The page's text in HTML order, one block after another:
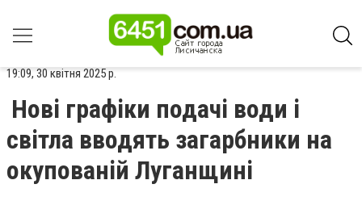
19:09, 30 квітня 2025 р.
Нові графіки подачі води і
світла вводять загарбники на
окупованій Луганщині